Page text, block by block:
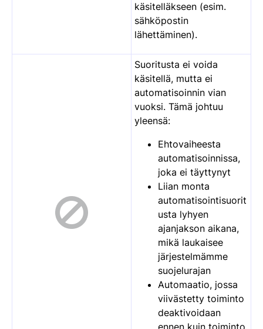
käsitelläkseen (esim.
sähköpostin
lähettäminen).
Suoritusta ei voida
käsitellä, mutta ei
automatisoinnin vian
vuoksi. Tämä johtuu
yleensä:
Ehtovaiheesta
automatisoinnissa,
joka ei täyttynyt
Liian monta
automatisointisuorit
usta lyhyen
ajanjakson aikana,
mikä laukaisee
järjestelmämme
suojelurajan
Automaatio, jossa
viivästetty toiminto
deaktivoidaan